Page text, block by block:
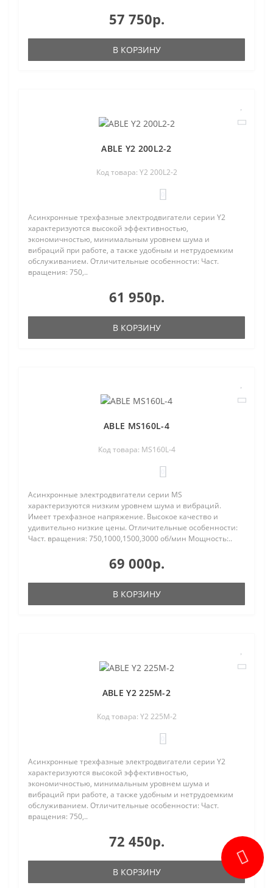
57 750р.
В КОРЗИНУ
ABLE Y2 200L2-2
Код товара: Y2 200L2-2
Асинхронные трехфазные электродвигатели серии Y2
характеризуются высокой эффективностью,
экономичностью, минимальным уровнем шума и
вибраций при работе, а также удобным и нетрудоемким
обслуживанием. Отличительные особенности: Част.
вращения: 750,..
61 950р.
В КОРЗИНУ
ABLE MS160L-4
Код товара: MS160L-4
Асинхронные электродвигатели серии MS
характеризуются низким уровнем шума и вибраций.
Имеет трехфазное напряжение. Высокое качество и
удивительно низкие цены. Отличительные особенности:
Част. вращения: 750,1000,1500,3000 об/мин Мощность:..
69 000р.
В КОРЗИНУ
ABLE Y2 225M-2
Код товара: Y2 225M-2
Асинхронные трехфазные электродвигатели серии Y2
характеризуются высокой эффективностью,
экономичностью, минимальным уровнем шума и
вибраций при работе, а также удобным и нетрудоемким
обслуживанием. Отличительные особенности: Част.
вращения: 750,..
72 450р.
В КОРЗИНУ